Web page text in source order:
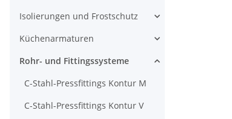
Isolierungen und Frostschutz
Küchenarmaturen
Rohr- und Fittingssysteme
C-Stahl-Pressfittings Kontur M
C-Stahl-Pressfittings Kontur V